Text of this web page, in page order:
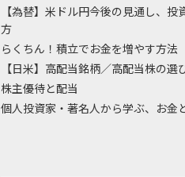
【為替】米ドル円今後の見通し、投
方
らくちん！積立でお金を増やす方法
【日米】高配当銘柄／高配当株の選
株主優待と配当
個人投資家・著名人から学ぶ、お金